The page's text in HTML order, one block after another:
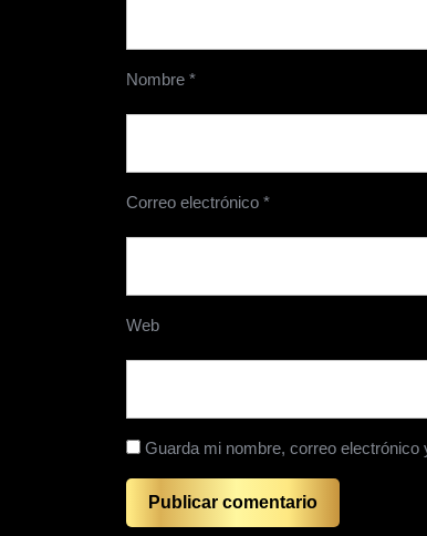
Nombre *
Correo electrónico *
Web
Guarda mi nombre, correo